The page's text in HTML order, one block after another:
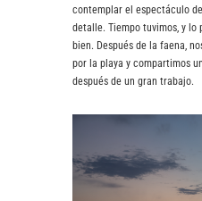
contemplar el espectáculo
detalle. Tiempo tuvimos, y lo
bien. Después de la faena,
por la playa y compartimos
después de un gran trabajo.